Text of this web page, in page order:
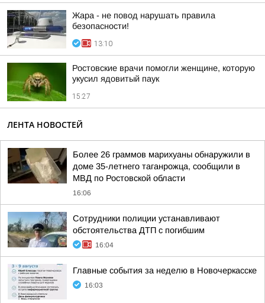
Жара - не повод нарушать правила
безопасности!
13:10
Ростовские врачи помогли женщине, которую
укусил ядовитый паук
15:27
ЛЕНТА НОВОСТЕЙ
Более 26 граммов марихуаны обнаружили в
доме 35-летнего таганрожца, сообщили в
МВД по Ростовской области
16:06
Сотрудники полиции устанавливают
обстоятельства ДТП с погибшим
16:04
Главные события за неделю в Новочеркасске
16:03